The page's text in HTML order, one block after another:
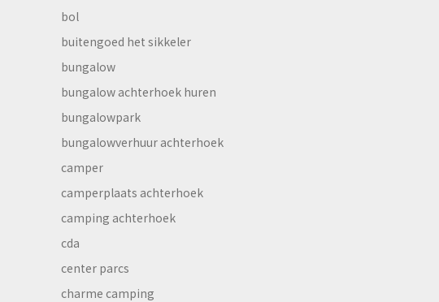
bol
buitengoed het sikkeler
bungalow
bungalow achterhoek huren
bungalowpark
bungalowverhuur achterhoek
camper
camperplaats achterhoek
camping achterhoek
cda
center parcs
charme camping